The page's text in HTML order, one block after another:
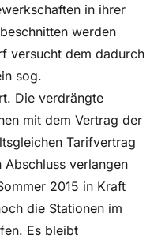
in ihrer
werden
versucht dem dadurch
sog.
Die verdrängte
mit dem Vertrag der
Tarifvertrag
verlangen
2015 in Kraft
die Stationen im
Es bleibt